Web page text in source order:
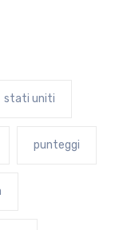
stati uniti
punteggi